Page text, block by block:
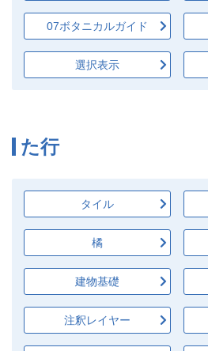
07ボタニカルガイド
選択表示
た行
タイル
橘
建物基礎
注釈レイヤー